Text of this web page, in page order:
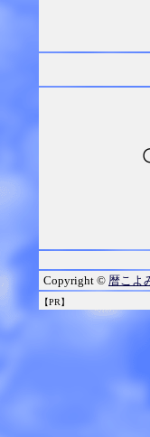
Copyright © 暦こよ
【PR】